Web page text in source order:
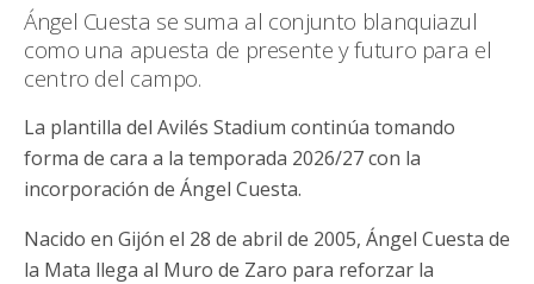
Ángel Cuesta se suma al conjunto blanquiazul
como una apuesta de presente y futuro para el
centro del campo.
La plantilla del Avilés Stadium continúa tomando
forma de cara a la temporada 2026/27 con la
incorporación de Ángel Cuesta.
Nacido en Gijón el 28 de abril de 2005, Ángel Cuesta de
la Mata llega al Muro de Zaro para reforzar la